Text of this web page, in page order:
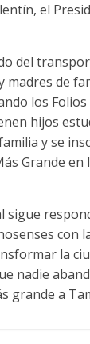
el
del
madres de
los
hijos
y se
Grande en
sigue
con
la
nadie
grande a